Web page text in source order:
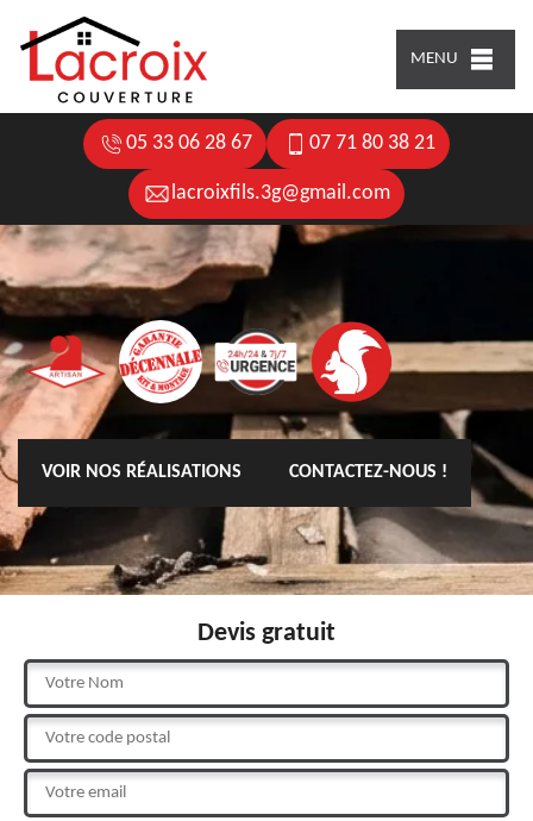
MENU
05 33 06 28 67 07 71 80 38 21
lacroixfils.3g@gmail.com
VOIR NOS RÉALISATIONS CONTACTEZ-NOUS !
Devis gratuit